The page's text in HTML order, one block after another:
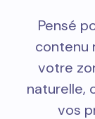
Pensé
contenu
votre
naturelle,
vos